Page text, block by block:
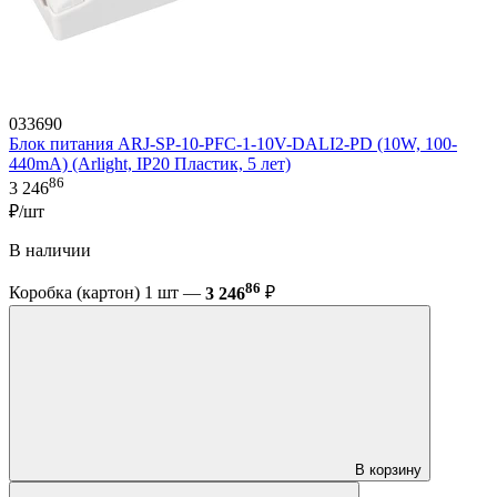
033690
Блок питания ARJ-SP-10-PFC-1-10V-DALI2-PD (10W, 100-
440mA) (Arlight, IP20 Пластик, 5 лет)
3 24686
₽/шт
В наличии
Коробка (картон) 1 шт — 3 24686 ₽
В корзину